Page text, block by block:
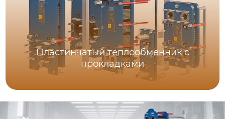
Пластинчатый теплообменник с
прокладками